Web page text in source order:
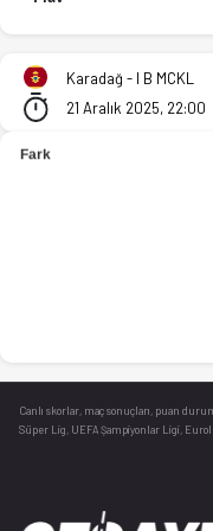
Karadağ - I B MCKL
21 Aralık 2025, 22:00
Canlı skorlar , maç sonuçları, puan
Süper Lig, UEFA Şampiyonlar Ligi,